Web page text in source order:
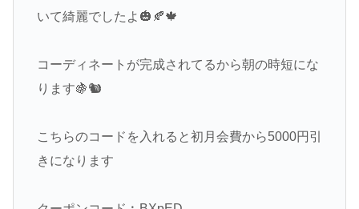
いて綺麗でしたよ🎃🍂🍁
コーディネートが完成されてるから朝の時短にな
ります🍇🐿
こちらのコードを入れると初月会費から5000円引
きになります